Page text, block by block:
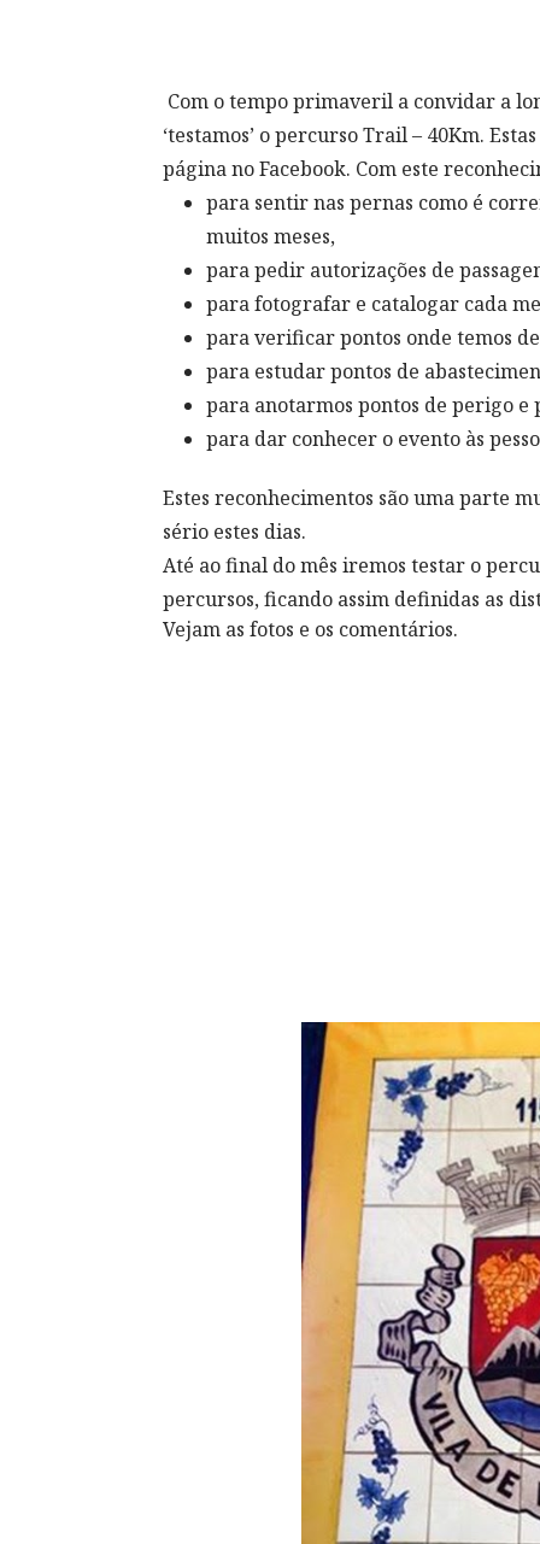
Com o tempo primaveril a convidar a
‘testamos’ o percurso Trail – 40Km.
página no Facebook. Com este
para sentir nas pernas como é
muitos meses,
para pedir autorizações de
para fotografar e catalogar cada
para verificar pontos onde temos
para estudar pontos de
para anotarmos pontos de perigo e
para dar conhecer o evento às
Estes reconhecimentos são uma parte
sério estes dias.
Até ao final do mês iremos testar o
percursos, ficando assim definidas as
Vejam as fotos e os comentários.